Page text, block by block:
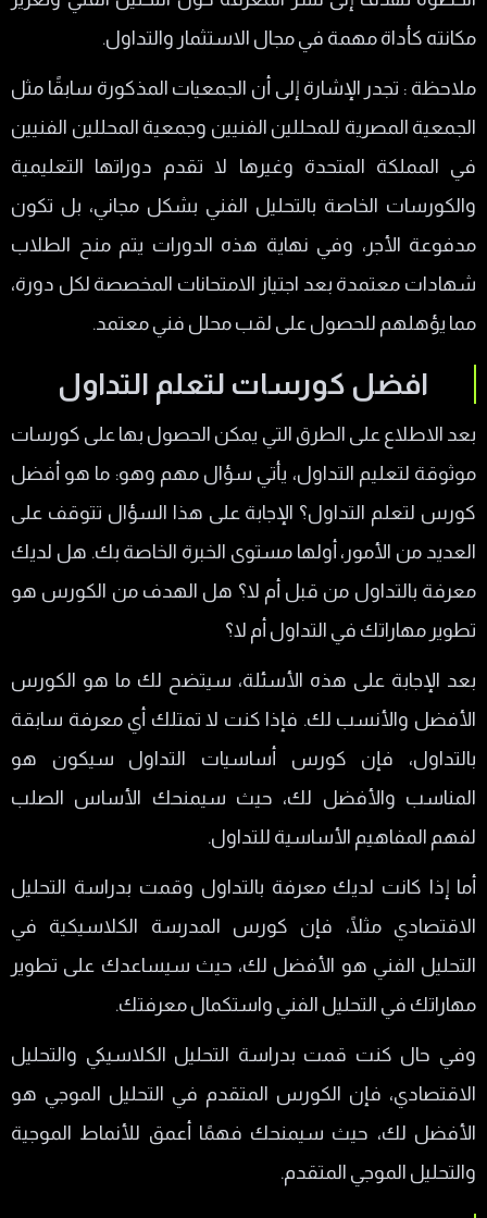
مكانته كأداة مهمة في مجال الاستثمار والتداول.
ملاحظة : تجدر الإشارة إلى أن الجمعيات المذكورة سابقًا مثل
الجمعية المصرية للمحللين الفنيين وجمعية المحللين الفنيين
في المملكة المتحدة وغيرها لا تقدم دوراتها التعليمية
والكورسات الخاصة بالتحليل الفني بشكل مجاني، بل تكون
مدفوعة الأجر، وفي نهاية هذه الدورات يتم منح الطلاب
شهادات معتمدة بعد اجتياز الامتحانات المخصصة لكل دورة،
مما يؤهلهم للحصول على لقب محلل فني معتمد.
افضل كورسات لتعلم التداول
بعد الاطلاع على الطرق التي يمكن الحصول بها على كورسات
موثوقة لتعليم التداول، يأتي سؤال مهم وهو: ما هو أفضل
كورس لتعلم التداول؟ الإجابة على هذا السؤال تتوقف على
العديد من الأمور، أولها مستوى الخبرة الخاصة بك. هل لديك
معرفة بالتداول من قبل أم لا؟ هل الهدف من الكورس هو
تطوير مهاراتك في التداول أم لا؟
بعد الإجابة على هذه الأسئلة، سيتضح لك ما هو الكورس
الأفضل والأنسب لك. فإذا كنت لا تمتلك أي معرفة سابقة
بالتداول، فإن كورس أساسيات التداول سيكون هو
المناسب والأفضل لك، حيث سيمنحك الأساس الصلب
لفهم المفاهيم الأساسية للتداول.
أما إذا كانت لديك معرفة بالتداول وقمت بدراسة التحليل
الاقتصادي مثلًا، فإن كورس المدرسة الكلاسيكية في
التحليل الفني هو الأفضل لك، حيث سيساعدك على تطوير
مهاراتك في التحليل الفني واستكمال معرفتك.
وفي حال كنت قمت بدراسة التحليل الكلاسيكي والتحليل
الاقتصادي، فإن الكورس المتقدم في التحليل الموجي هو
الأفضل لك، حيث سيمنحك فهمًا أعمق للأنماط الموجية
والتحليل الموجي المتقدم.